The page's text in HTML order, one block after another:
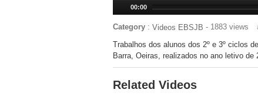
00:00
Category : Videos EBSJB - 1883 views
Trabalhos dos alunos dos 2º e 3º ciclos
Barra, Oeiras, realizados no ano letivo de
Related Videos